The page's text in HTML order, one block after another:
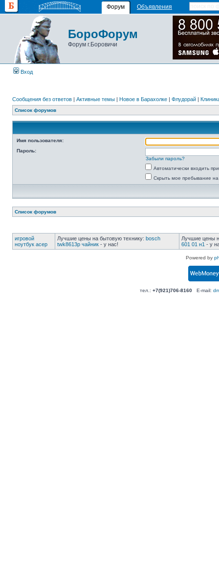
Форум Объявления
БороФорум
Форум г.Боровичи
Вход
Сообщения без ответов | Активные темы | Новое в Барахолке | Флудорай |
Список форумов
Имя пользователя:
Пароль:
Забыли пароль?
Автоматически входить
Скрыть мое пребывание
Список форумов
игровой
ноутбук асер
Лучшие цены на бытовую технику: bosch
twk8613p чайник - у нас!
Лучшие цены
601 01 н1 - у
Powered by
тел.: +7(921)706-8160E-mail: